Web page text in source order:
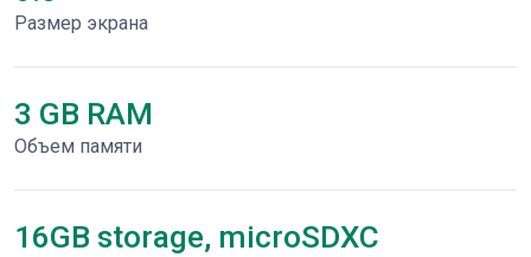
Размер экрана
3 GB RAM
Объем памяти
16GB storage, microSDXC